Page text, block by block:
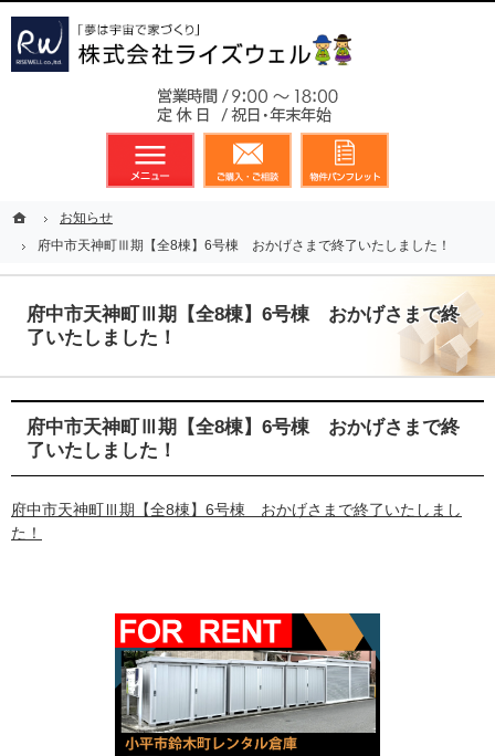
ホームお知らせ
府中市天神町Ⅲ期【全8棟】6号棟 おかげさまで終了いたしました！
府中市天神町Ⅲ期【全8棟】6号棟 おかげさまで終
了いたしました！
府中市天神町Ⅲ期【全8棟】6号棟 おかげさまで終
了いたしました！
府中市天神町Ⅲ期【全8棟】6号棟 おかげさまで終了いたしまし
た！
メニュー 資料請求・お問合せ
ホームお知らせ
府中市天神町Ⅲ期【全8棟】6号棟 おかげさまで終了いたしました！